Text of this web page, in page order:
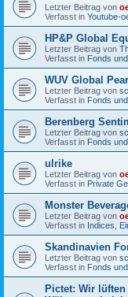
Letzter Beitrag von
Verfasst in Youtube-
HP&P Global
Letzter Beitrag von
Verfasst in Fonds
WUV Global
Letzter Beitrag von
Verfasst in Fonds
Berenberg
Letzter Beitrag von
Verfasst in Fonds
ulrike
Letzter Beitrag von
Verfasst in Private
Monster
Letzter Beitrag von
Verfasst in Indices,
Skandinavien
Letzter Beitrag von
Verfasst in Fonds
Pictet: Wir